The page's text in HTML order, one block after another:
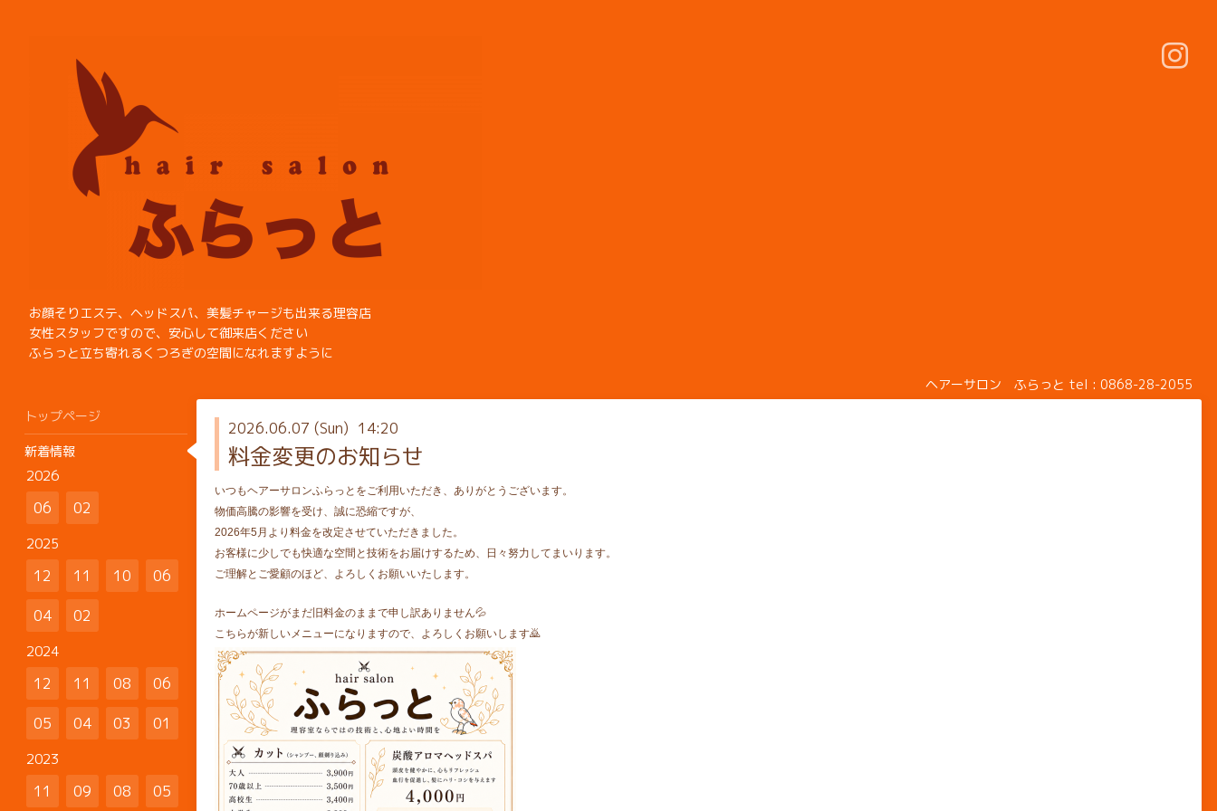
お顔そりエステ、ヘッドスパ、美髪チャージも出来る理容店
女性スタッフですので、安心して御来店ください
ふらっと立ち寄れるくつろぎの空間になれますように
ヘアーサロン ふらっと tel : 0868-28-2055
2026.06.07 (Sun) 14:20
料金変更のお知らせ
いつもヘアーサロンふらっとをご利用いただき、ありがとうございます。
物価高騰の影響を受け、誠に恐縮ですが、
2026年5月より料金を改定させていただきました。
お客様に少しでも快適な空間と技術をお届けするため、日々努力してまいります。
ご理解とご愛顧のほど、よろしくお願いいたします。
ホームページがまだ旧料金のままで申し訳ありません💦
こちらが新しいメニューになりますので、よろしくお願いします🙇
トップページ
新着情報
2026
06 02
2025
12 11 10
06
04
02
2024
12 11 08
06
05
04 03 01
2023
11 09 08 05